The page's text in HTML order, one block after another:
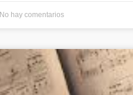
No hay comentarios